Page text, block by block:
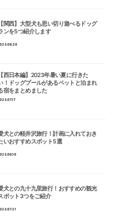
【関西】大型犬も思い切り遊べるドッグ
ンを5つ紹介します
【西日本編】2023年暑い夏に行きた
！ドッグプールがあるペットと泊まれ
宿をまとめました
犬との軽井沢旅行！計画に入れておき
いおすすめスポット5選
犬との九十九里旅行！おすすめの観光
ポット3つをご紹介